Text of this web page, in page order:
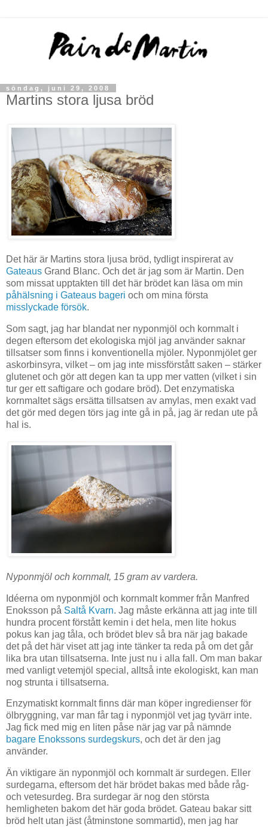
söndag, juni 29, 2008
Martins stora ljusa bröd
Det här är Martins stora ljusa bröd, tydligt inspirerat av
Gateaus Grand Blanc. Och det är jag som är Martin. Den
som missat upptakten till det här brödet kan läsa om min
påhälsning i Gateaus bageri och om mina första
misslyckade försök.
Som sagt, jag har blandat ner nyponmjöl och kornmalt i
degen eftersom det ekologiska mjöl jag använder saknar
tillsatser som finns i konventionella mjöler. Nyponmjölet ger
askorbinsyra, vilket – om jag inte missförstått saken – stärker
glutenet och gör att degen kan ta upp mer vatten (vilket i sin
tur ger ett saftigare och godare bröd). Det enzymatiska
kornmaltet sägs ersätta tillsatsen av amylas, men exakt vad
det gör med degen törs jag inte gå in på, jag är redan ute på
hal is.
Nyponmjöl och kornmalt, 15 gram av vardera.
Idéerna om nyponmjöl och kornmalt kommer från Manfred
Enoksson på Saltå Kvarn. Jag måste erkänna att jag inte till
hundra procent förstått kemin i det hela, men lite hokus
pokus kan jag tåla, och brödet blev så bra när jag bakade
det på det här viset att jag inte tänker ta reda på om det går
lika bra utan tillsatserna. Inte just nu i alla fall. Om man bakar
med vanligt vetemjöl special, alltså inte ekologiskt, kan man
nog strunta i tillsatserna.
Enzymatiskt kornmalt finns där man köper ingredienser för
ölbryggning, var man får tag i nyponmjöl vet jag tyvärr inte.
Jag fick med mig en liten påse när jag var på nämnde
bagare Enokssons surdegskurs, och det är den jag
använder.
Än viktigare än nyponmjöl och kornmalt är surdegen. Eller
surdegarna, eftersom det här brödet bakas med både råg-
och vetesurdeg. Bra surdegar är nog den största
hemligheten bakom det här goda brödet. Gateau bakar sitt
bröd helt utan jäst (åtminstone sommartid), men jag har